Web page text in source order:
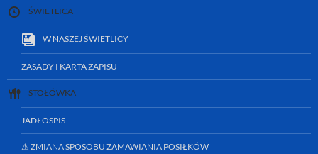
ŚWIETLICA
W NASZEJ ŚWIETLICY
ZASADY I KARTA ZAPISU
STOŁÓWKA
JADŁOSPIS
⚠ ZMIANA SPOSOBU ZAMAWIANIA POSIŁKÓW